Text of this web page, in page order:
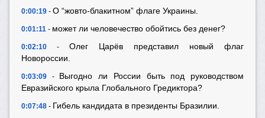
0:00:19 - О “жовто-блакитном” флаге Украины.
0:01:11 - может ли человечество обойтись без денег?
0:02:10 - Олег Царёв представил новый флаг
Новороссии.
0:03:09 - Выгодно ли России быть под руководством
Евразийского крыла Глобального Гредиктора?
0:07:48 - Гибель кандидата в президенты Бразилии.